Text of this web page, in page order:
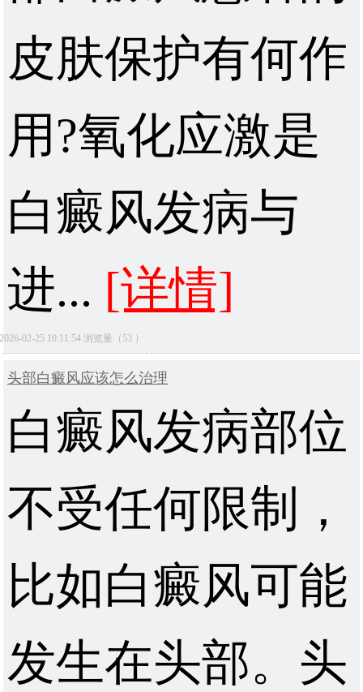
皮肤保护有何作
用?氧化应激是
白癜风发病与
进... [详情]
02-25 10:11:54 浏览量（53 ）
头部白癜风应该怎么治理
白癜风发病部位
不受任何限制，
比如白癜风可能
发生在头部。头